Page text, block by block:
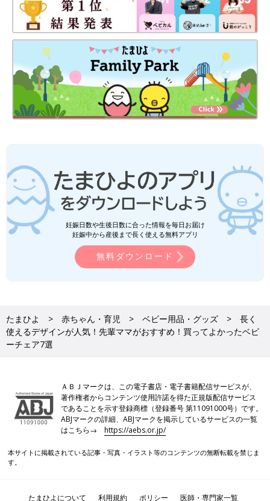
イトブラウンをセレクトしました。
hi___（＠hitoco.n）さん
6歳・4歳・
妊娠日数や生後日数に合った情報を毎日お届け
妊娠中から産後まで長く使える無料アプリ
無料ダウンロード
たまひよ 赤ちゃん・育児 ベビー用品・グッズ
長く
使えるデザインが人気！先輩ママがおすすめ！買ってよかったベビ
ーチェア7選
ＡＢＪマークは、この電子書店・電子書籍配信サービスが、
著作権者からコンテンツ使用許諾を得た正規版配信サービス
であることを示す登録商標（登録番号 第11091000号）です。
ABJマークの詳細、ABJマークを掲示しているサービスの一覧
はこちら→https://aebs.or.jp/
本サイトに掲載されている記事・写真・イラスト等のコンテンツの無断転載を禁じま
す。
たまひよについて 利用規約 ポリシー 医師・専門家一覧